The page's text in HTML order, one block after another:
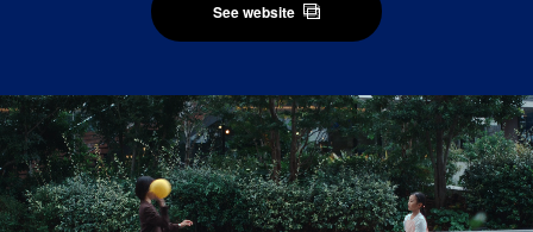
Corporate Facts
Awards
See website